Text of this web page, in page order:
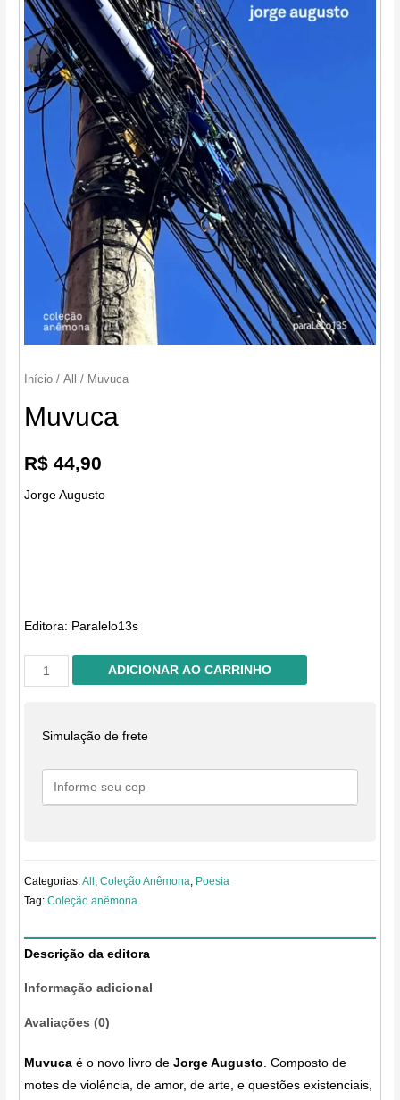
Início /All / Muvuca
Muvuca
R$ 44,90
Jorge Augusto
Editora: Paralelo13s
Muvuca
quantidade
ADICIONAR AO CARRINHO
Simulação de frete
Categorias:All ,Coleção Anêmona, Poesia
Tag:Coleção anêmona
Descrição da editora
Informação adicional
Avaliações (0)
Muvuca é o novo livro deJorge Augusto. Composto de
motes de violência, de amor, de arte, e questões existenciais,